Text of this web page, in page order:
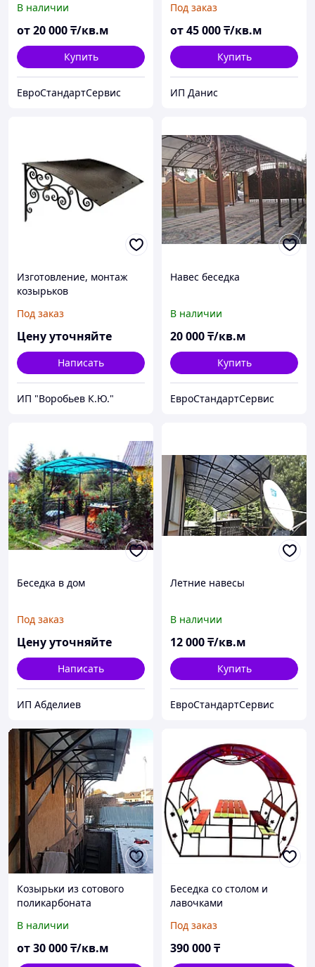
В наличии
от20 000₸/кв.м
Купить
ЕвроСтандартСервис
Под заказ
от45 000₸/кв.м
Купить
ИП Данис
Изготовление, монтаж
козырьков
Под заказ
Цену уточняйте
Написать
ИП "Воробьев К.Ю."
Навес беседка
В наличии
20 000₸/кв.м
Купить
ЕвроСтандартСервис
Беседка в дом
Под заказ
Цену уточняйте
Написать
ИП Абделиев
Летние навесы
В наличии
12 000₸/кв.м
Купить
ЕвроСтандартСервис
Козырьки из сотового
поликарбоната
В наличии
от30 000₸/кв.м
Беседка со столом и
лавочками
Под заказ
390 000₸